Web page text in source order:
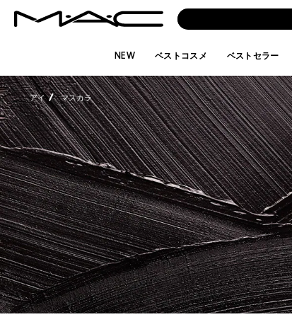
NEW ベストコスメ ベストセラー
アイ マスカラ